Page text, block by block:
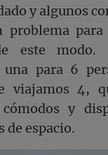
y algunos
problema
este modo.
una para 6
viajamos 4,
y
de espacio.